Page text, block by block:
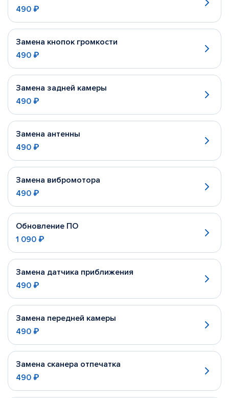
490 ₽
Замена кнопок громкости
490 ₽
Замена задней камеры
490 ₽
Замена антенны
490 ₽
Замена вибромотора
490 ₽
Обновление ПО
1 090 ₽
Замена датчика приближения
490 ₽
Замена передней камеры
490 ₽
Замена сканера отпечатка
490 ₽